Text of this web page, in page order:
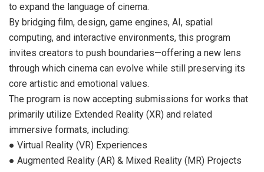
to expand the language of cinema.
By bridging film, design, game engines, AI, spatial
computing, and interactive environments, this program
invites creators to push boundaries—offering a new lens
through which cinema can evolve while still preserving its
core artistic and emotional values.
The program is now accepting submissions for works that
primarily utilize Extended Reality (XR) and related
immersive formats, including:
● Virtual Reality (VR) Experiences
● Augmented Reality (AR) & Mixed Reality (MR) Projects